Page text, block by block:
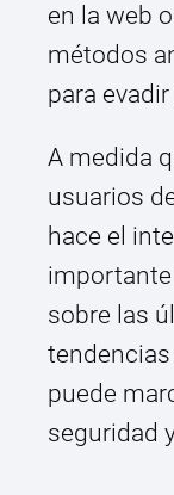
en la web
métodos
para
A medida
usuarios
hace el
sobre las
puede
seguridad